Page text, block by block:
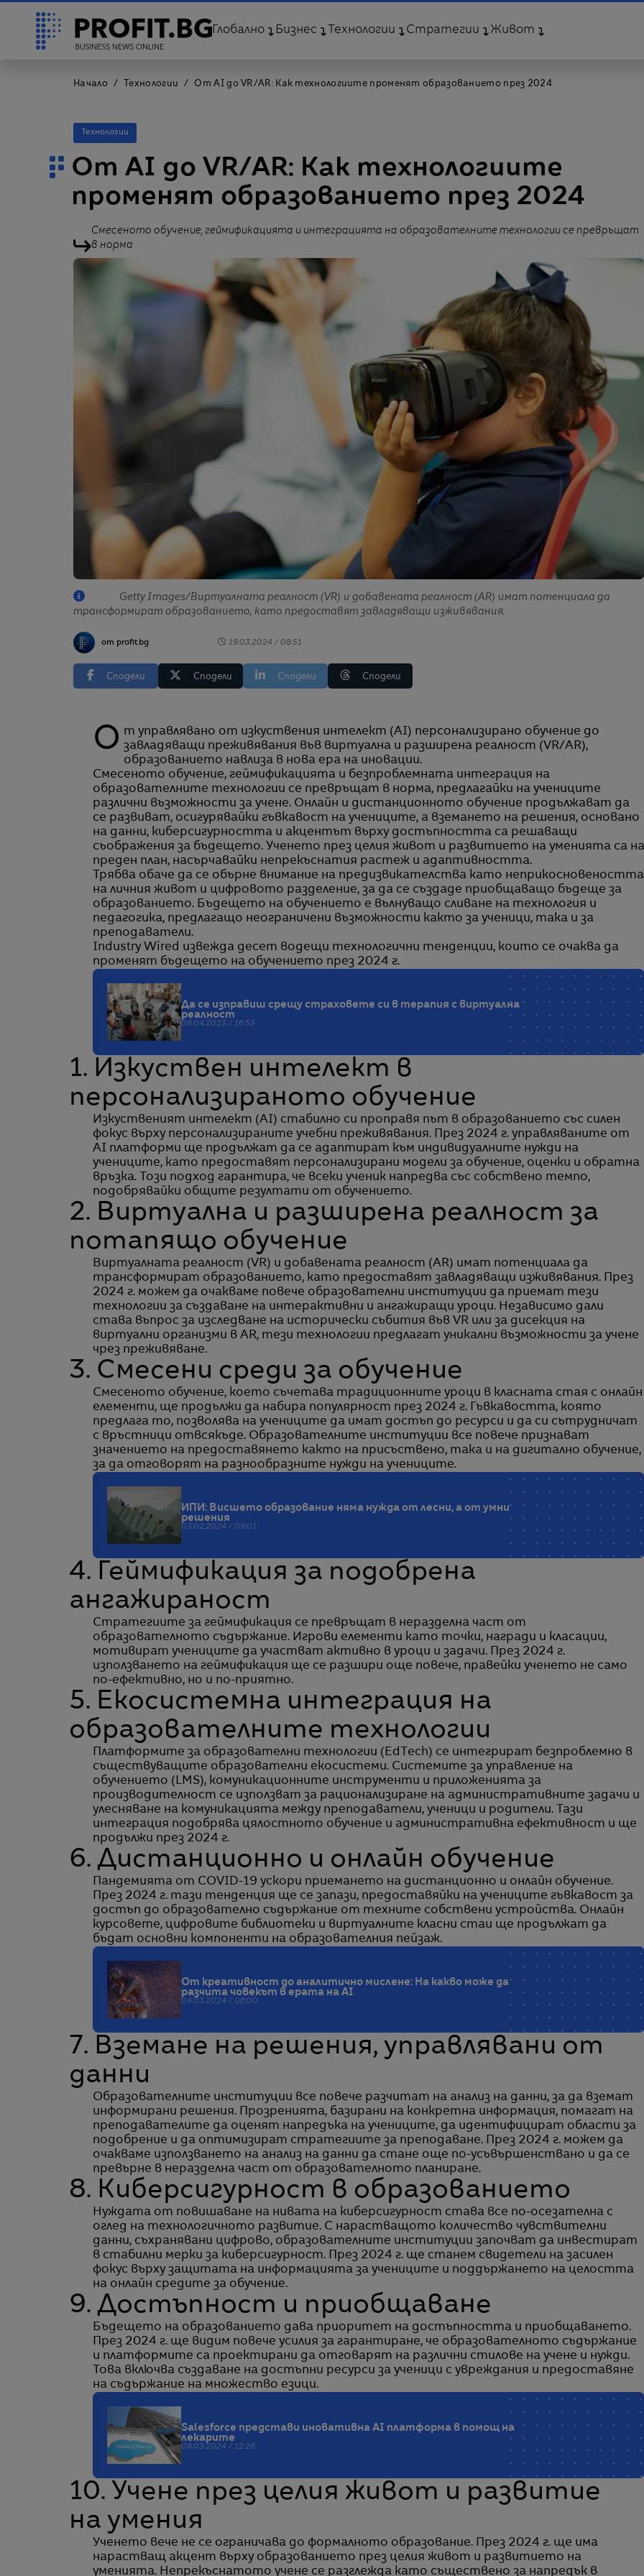
Глобално Бизнес Технологии Стратегии Живот
Начало Технологии От AI до VR/AR: Как технологиите променят образованието през 2024
Технологии
От AI до VR/AR: Как технологиите
променят образованието през 2024
Смесеното обучение, геймификацията и интеграцията на образователните технологии се превръщат
в норма
Getty Images/Виртуалната реалност (VR) и добавената реалност (AR) имат потенциала да
трансформират образованието, като предоставят завладяващи изживявания.
от profit.bg 19.03.2024 / 08:51
Сподели Сподели Сподели Сподели
От управлявано от изкуствения интелект (AI) персонализирано обучение до завладяващи преживявания във виртуална и разширена реалност (VR/AR),
образованието навлиза в нова ера на иновации.
Смесеното обучение, геймификацията и безпроблемната интеграция на
образователните технологии се превръщат в норма, предлагайки на учениците
различни възможности за учене. Онлайн и дистанционното обучение продължават да
се развиват, осигурявайки гъвкавост на учениците, а вземането на решения, основано
на данни, киберсигурността и акцентът върху достъпността са решаващи
съображения за бъдещето. Ученето през целия живот и развитието на уменията са на
преден план, насърчавайки непрекъснатия растеж и адаптивността.
Трябва обаче да се обърне внимание на предизвикателства като неприкосновеността
на личния живот и цифровото разделение, за да се създаде приобщаващо бъдеще за
образованието. Бъдещето на обучението е вълнуващо сливане на технология и
педагогика, предлагащо неограничени възможности както за ученици, така и за
преподаватели.
Industry Wired извежда десет водещи технологични тенденции, които се очаква да
променят бъдещето на обучението през 2024 г.
Да се изправиш срещу страховете си в терапия с виртуална
реалност
08.04.2023 / 16:55
1. Изкуствен интелект в
персонализираното обучение
Изкуственият интелект (AI) стабилно си проправя път в образованието със силен
фокус върху персонализираните учебни преживявания. През 2024 г. управляваните от
AI платформи ще продължат да се адаптират към индивидуалните нужди на
учениците, като предоставят персонализирани модели за обучение, оценки и обратна
връзка. Този подход гарантира, че всеки ученик напредва със собствено темпо,
подобрявайки общите резултати от обучението.
2. Виртуална и разширена реалност за
потапящо обучение
Виртуалната реалност (VR) и добавената реалност (AR) имат потенциала да
трансформират образованието, като предоставят завладяващи изживявания. През
2024 г. можем да очакваме повече образователни институции да приемат тези
технологии за създаване на интерактивни и ангажиращи уроци. Независимо дали
става въпрос за изследване на исторически събития във VR или за дисекция на
виртуални организми в AR, тези технологии предлагат уникални възможности за учене
чрез преживяване.
3. Смесени среди за обучение
Смесеното обучение, което съчетава традиционните уроци в класната стая с онлайн
елементи, ще продължи да набира популярност през 2024 г. Гъвкавостта, която
предлага то, позволява на учениците да имат достъп до ресурси и да си сътрудничат
с връстници отвсякъде. Образователните институции все повече признават
значението на предоставянето както на присъствено, така и на дигитално обучение,
за да отговорят на разнообразните нужди на учениците.
ИПИ: Висшето образование няма нужда от лесни, а от умни
решения
03.02.2024 / 09:01
4. Геймификация за подобрена
ангажираност
Стратегиите за геймификация се превръщат в неразделна част от
образователното съдържание. Игрови елементи като точки, награди и класации,
мотивират учениците да участват активно в уроци и задачи. През 2024 г.
използването на геймификация ще се разшири още повече, правейки ученето не само
по-ефективно, но и по-приятно.
5. Екосистемна интеграция на
образователните технологии
Платформите за образователни технологии (EdTech) се интегрират безпроблемно в
съществуващите образователни екосистеми. Системите за управление на
обучението (LMS), комуникационните инструменти и приложенията за
производителност се използват за рационализиране на административните задачи и
улесняване на комуникацията между преподаватели, ученици и родители. Тази
интеграция подобрява цялостното обучение и административна ефективност и ще
продължи през 2024 г.
6. Дистанционно и онлайн обучение
Пандемията от COVID-19 ускори приемането на дистанционно и онлайн обучение.
През 2024 г. тази тенденция ще се запази, предоставяйки на учениците гъвкавост за
достъп до образователно съдържание от техните собствени устройства. Онлайн
курсовете, цифровите библиотеки и виртуалните класни стаи ще продължат да
бъдат основни компоненти на образователния пейзаж.
От креативност до аналитично мислене: На какво може да
разчита човекът в ерата на AI
04.03.2024 / 06:00
7. Вземане на решения, управлявани от
данни
Образователните институции все повече разчитат на анализ на данни, за да вземат
информирани решения. Прозренията, базирани на конкретна информация, помагат на
преподавателите да оценят напредъка на учениците, да идентифицират области за
подобрение и да оптимизират стратегиите за преподаване. През 2024 г. можем да
очакваме използването на анализ на данни да стане още по-усъвършенствано и да се
превърне в неразделна част от образователното планиране.
8. Киберсигурност в образованието
Нуждата от повишаване на нивата на киберсигурност става все по-осезателна с
оглед на технологичното развитие. С нарастващото количество чувствителни
данни, съхранявани цифрово, образователните институции започват да инвестират
в стабилни мерки за киберсигурност. През 2024 г. ще станем свидетели на засилен
фокус върху защитата на информацията за учениците и поддържането на целостта
на онлайн средите за обучение.
9. Достъпност и приобщаване
Бъдещето на образованието дава приоритет на достъпността и приобщаването.
През 2024 г. ще видим повече усилия за гарантиране, че образователното съдържание
и платформите са проектирани да отговарят на различни стилове на учене и нужди.
Това включва създаване на достъпни ресурси за ученици с увреждания и предоставяне
на съдържание на множество езици.
Salesforce представи иновативна AI платформа в помощ на
лекарите
08.03.2024 / 12:26
10. Учене през целия живот и развитие
на умения
Ученето вече не се ограничава до формалното образование. През 2024 г. ще има
нарастващ акцент върху образованието през целия живот и развитието на
уменията. Непрекъснатото учене се разглежда като съществено за напредък в